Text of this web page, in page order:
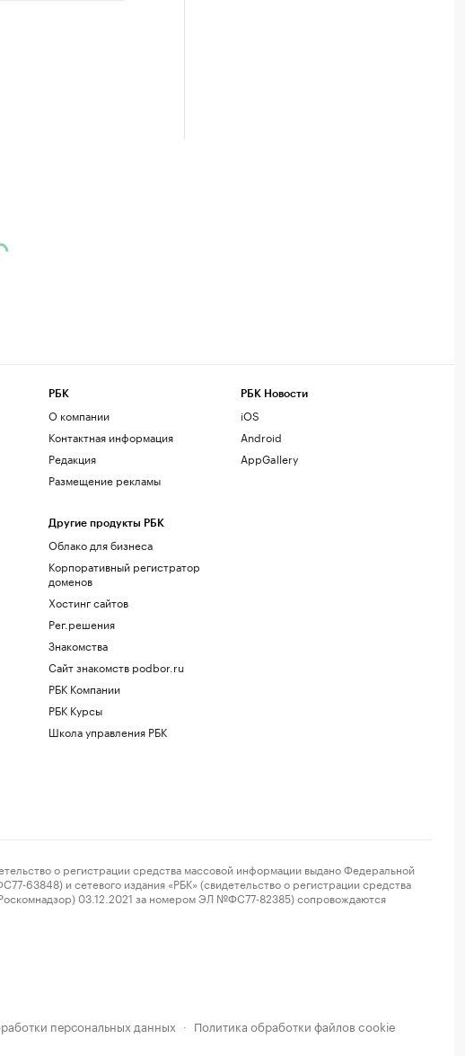
РБК
О компании
Контактная информация
Редакция
Размещение рекламы
Другие продукты РБК
Облако для бизнеса
Корпоративный регистратор
доменов
Хостинг сайтов
Рег.решения
Знакомства
Сайт знакомств podbor.ru
РБК Компании
РБК Курсы
Школа управления РБК
РБК Новости
iOS
Android
AppGallery
о регистрации средства массовой информации выдано Федеральной
63848) и сетевого издания «РБК» (свидетельство о регистрации средства
03.12.2021 за номером ЭЛ №ФС77-82385) сопровождаются
персональных данных · Политика обработки файлов cookie